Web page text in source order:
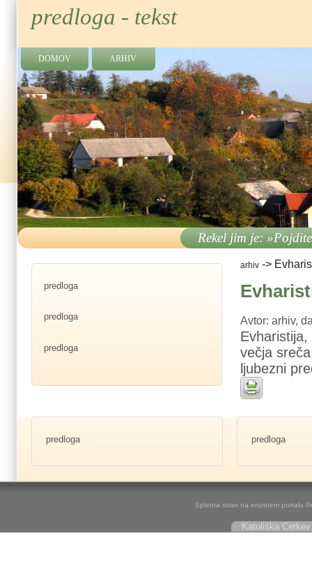
predloga - tekst
DOMOV ARHIV
Rekel jim je:
arhiv ->
Avtor: arhiv,
večja
ljubezni
predloga
predloga
predloga
predloga predloga
Spletna stran na enotnem portalu
Katoliška